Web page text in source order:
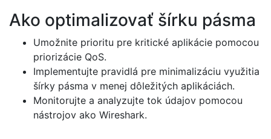
Ako optimalizovať šírku pásma
Umožnite prioritu pre kritické aplikácie pomocou
priorizácie QoS.
Implementujte pravidlá pre minimalizáciu využitia
šírky pásma v menej dôležitých aplikáciách.
Monitorujte a analyzujte tok údajov pomocou
nástrojov ako Wireshark.